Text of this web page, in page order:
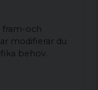
fram-och
modifierar du
behov.